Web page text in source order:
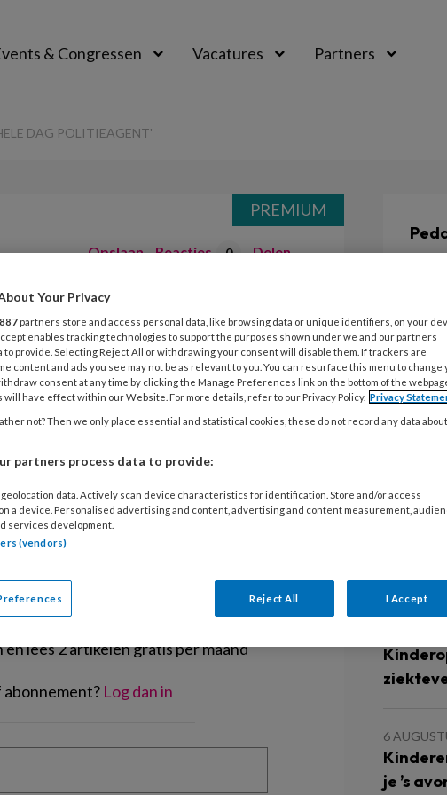
& Congressen Vacatures Partners
DAG POLITIEAGENT'
Opslaan Reacties 0 Delen
‘Ik speel de
en zelfstandig
bespreekt ze een casus uit haar
lezen?
lees 2 artikelen gratis per maand
Log dan in
PREMIUM
De
Naar
6
je ’s
Your Privacy
887 partners store and access personal data, like browsing data or unique identifiers, on your
enables tracking technologies to support the purposes shown under we and our partners
to provide. Selecting Reject All or withdrawing your consent will disable them. If trackers are
content and ads you see may not be as relevant to you. You can resurface this menu to change
consent at any time by clicking the Manage Preferences link on the bottom of the
will have effect within our Website. For more details, refer to our Privacy Policy. Privacy
not? Then we only place essential and statistical cookies, these do not record any data
partners process data to provide:
data. Actively scan device characteristics for identification. Store and/or access
a device. Personalised advertising and content, advertising and content measurement,
services development.
(vendors)
Reject All I Accept